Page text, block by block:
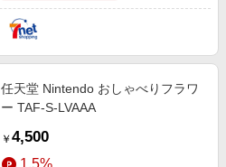
任天堂 Nintendo おしゃべりフラワ
ー TAF-S-LVAAA
￥ 4,500
1.5%